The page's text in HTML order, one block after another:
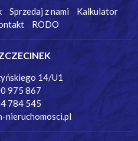
Sprzedaj z nami
Kalkulator
RODO
14/U1
975 867
784 545
nieruchomosci.pl